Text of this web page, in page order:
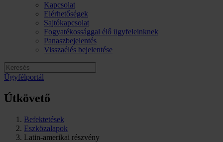
Kapcsolat
Elérhetőségek
Sajtókapcsolat
Fogyatékossággal élő ügyfeleinknek
Panaszbejelentés
Visszaélés bejelentése
Ügyfélportál
Útkövető
Befektetések
Eszközalapok
Latin-amerikai részvény